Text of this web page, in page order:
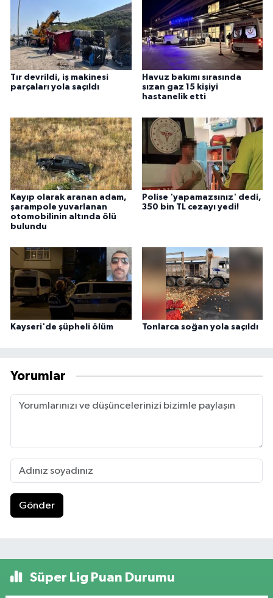
Tır devrildi, iş makinesi
parçaları yola saçıldı
Havuz bakımı sırasında
sızan gaz 15 kişiyi
hastanelik etti
Kayıp olarak aranan adam,
şarampole yuvarlanan
otomobilinin altında ölü
bulundu
Polise 'yapamazsınız' dedi,
350 bin TL cezayı yedi!
Kayseri'de şüpheli ölüm Tonlarca soğan yola saçıldı
Yorumlar
Gönder
Süper Lig Puan Durumu